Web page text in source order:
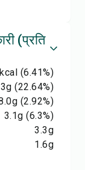
(प्रति
kcal (6.41%)
g (22.64%)
g (2.92%)
3.1g (6.3%)
3.3g
1.6g